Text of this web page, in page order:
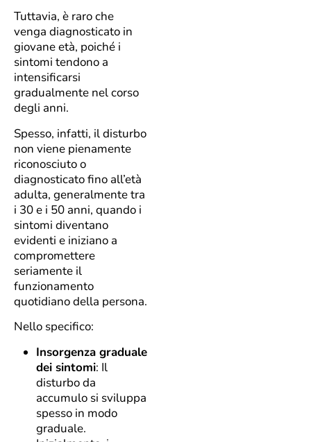
Tuttavia, è raro che
venga diagnosticato in
giovane età, poiché i
sintomi tendono a
intensificarsi
gradualmente nel corso
degli anni.
Spesso, infatti, il disturbo
non viene pienamente
riconosciuto o
diagnosticato fino all’età
adulta, generalmente tra
i 30 e i 50 anni, quando i
sintomi diventano
evidenti e iniziano a
compromettere
seriamente il
funzionamento
quotidiano della persona.
Nello specifico:
Insorgenza graduale
dei sintomi: Il
disturbo da
accumulo si sviluppa
spesso in modo
graduale.